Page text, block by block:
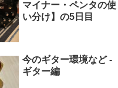
マイナー・ペンタの使
い分け】の5日目
今のギター環境など -
ギター編